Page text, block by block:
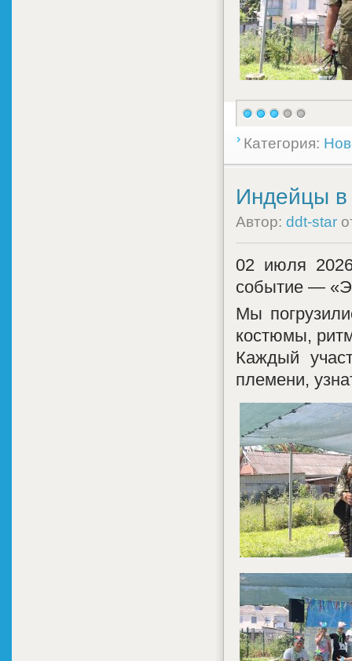
Категория:
Индейцы в
Автор: ddt-star
02 июля
событие —
Мы
костюмы,
Каждый
племени,